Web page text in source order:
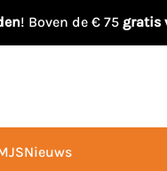
! Boven de € 75 gratis
Nieuws